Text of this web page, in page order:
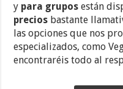
y para gruposestán
precios bastante
las opciones que nos
especializados, como
encontraréis todo al